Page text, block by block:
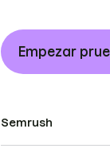
Empezar
Semrush